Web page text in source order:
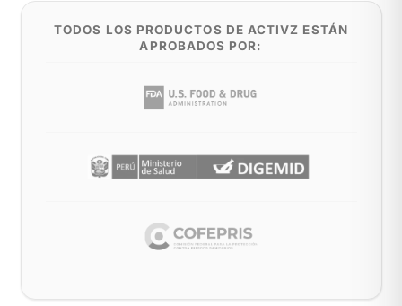
TODOS LOS PRODUCTOS DE ACTIVZ ESTÁN
APROBADOS POR: